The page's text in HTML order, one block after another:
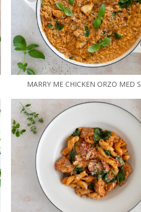
MARRY ME CHICKEN ORZO MED